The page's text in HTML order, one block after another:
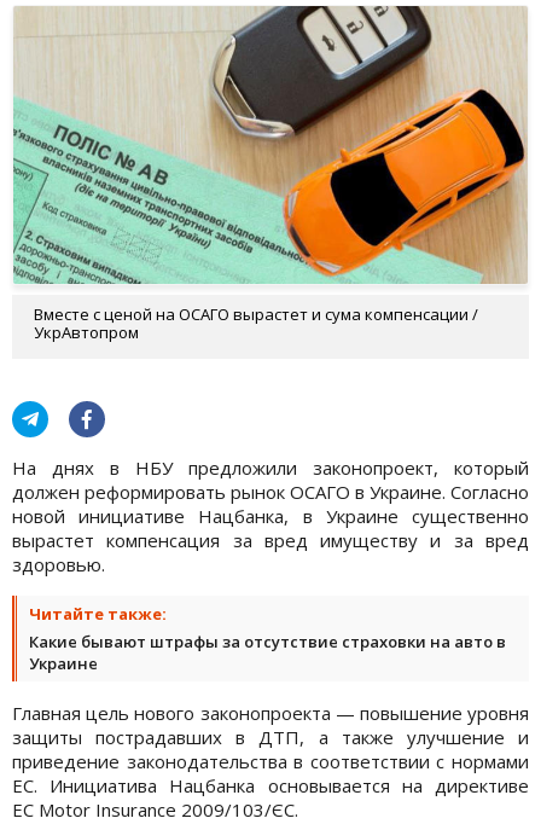
Вместе с ценой на ОСАГО вырастет и сума компенсации /
УкрАвтопром
На днях в НБУ предложили законопроект, который
должен реформировать рынок ОСАГО в Украине. Согласно
новой инициативе Нацбанка, в Украине существенно
вырастет компенсация за вред имуществу и за вред
здоровью.
Читайте также:
Какие бывают штрафы за отсутствие страховки на авто в
Украине
Главная цель нового законопроекта — повышение уровня
защиты пострадавших в ДТП, а также улучшение и
приведение законодательства в соответствии с нормами
ЕС. Инициатива Нацбанка основывается на директиве
ЕС Motor Insurance 2009/103/ЄС.